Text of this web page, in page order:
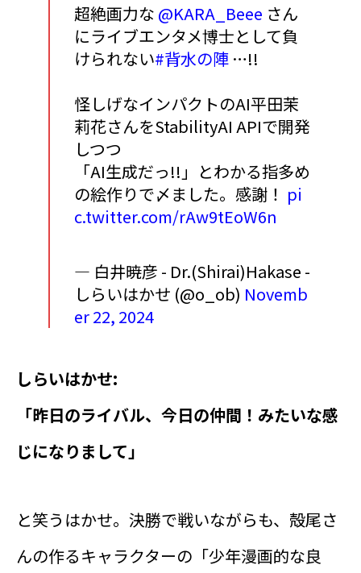
超絶画力な @KARA_Beee さん
にライブエンタメ博士として負
けられない#背水の陣 …!!
怪しげなインパクトのAI平田茉
莉花さんをStabilityAI APIで開発
しつつ
「AI生成だっ!!」とわかる指多め
の絵作りで〆ました。感謝！ pi
c.twitter.com/rAw9tEoW6n
— 白井暁彦 - Dr.(Shirai)Hakase -
しらいはかせ (@o_ob) Novemb
er 22, 2024
しらいはかせ:
「昨日のライバル、今日の仲間！みたいな感
じになりまして」
と笑うはかせ。決勝で戦いながらも、殻尾さ
んの作るキャラクターの「少年漫画的な良